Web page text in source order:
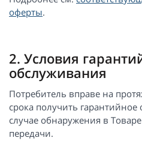
оферты.
2. Условия
обслуживания
Потребитель вправе на
срока получить
случае обнаружения в
передачи.